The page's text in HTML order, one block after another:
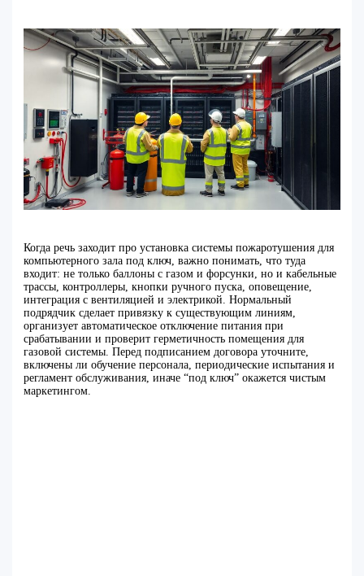
Когда речь заходит про установка системы пожаротушения для
компьютерного зала под ключ, важно понимать, что туда
входит: не только баллоны с газом и форсунки, но и кабельные
трассы, контроллеры, кнопки ручного пуска, оповещение,
интеграция с вентиляцией и электрикой. Нормальный
подрядчик сделает привязку к существующим линиям,
организует автоматическое отключение питания при
срабатывании и проверит герметичность помещения для
газовой системы. Перед подписанием договора уточните,
включены ли обучение персонала, периодические испытания и
регламент обслуживания, иначе “под ключ” окажется чистым
маркетингом.